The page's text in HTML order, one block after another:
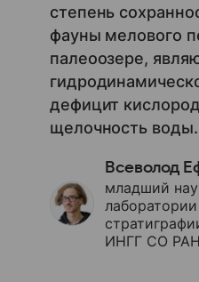
степень
фауны мелового
палеоозере,
дефицит
щелочность воды.
Всеволод
младший
ИНГГ СО